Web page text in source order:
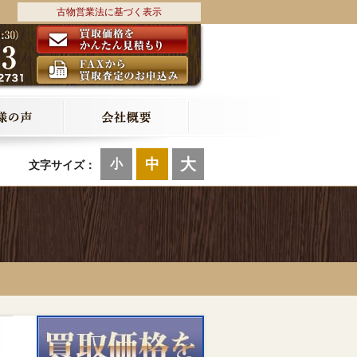
古物営業法に基づく表示
文字サイズ： 小 中 大